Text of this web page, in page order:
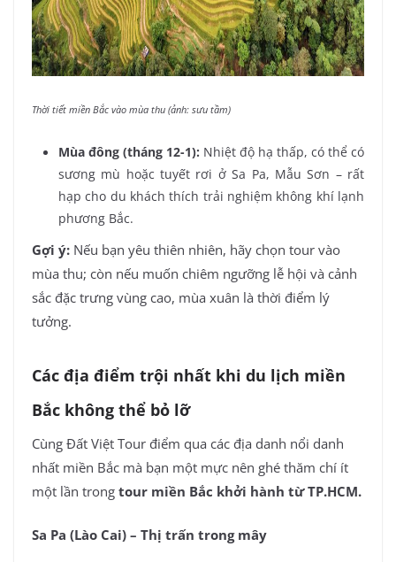
Thời tiết miền Bắc vào mùa thu (ảnh: sưu tầm)
Mùa đông (tháng 12-1): Nhiệt độ hạ thấp, có thể có
sương mù hoặc tuyết rơi ở Sa Pa, Mẫu Sơn – rất
hạp cho du khách thích trải nghiệm không khí lạnh
phương Bắc.
Gợi ý: Nếu bạn yêu thiên nhiên, hãy chọn tour vào
mùa thu; còn nếu muốn chiêm ngưỡng lễ hội và cảnh
sắc đặc trưng vùng cao, mùa xuân là thời điểm lý
tưởng.
Các địa điểm trội nhất khi du lịch miền
Bắc không thể bỏ lỡ
Cùng Đất Việt Tour điểm qua các địa danh nổi danh
nhất miền Bắc mà bạn một mực nên ghé thăm chí ít
một lần trong tour miền Bắc khởi hành từ TP.HCM.
Sa Pa (Lào Cai) – Thị trấn trong mây